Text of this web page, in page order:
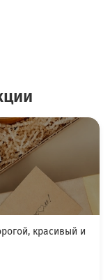
красивый и